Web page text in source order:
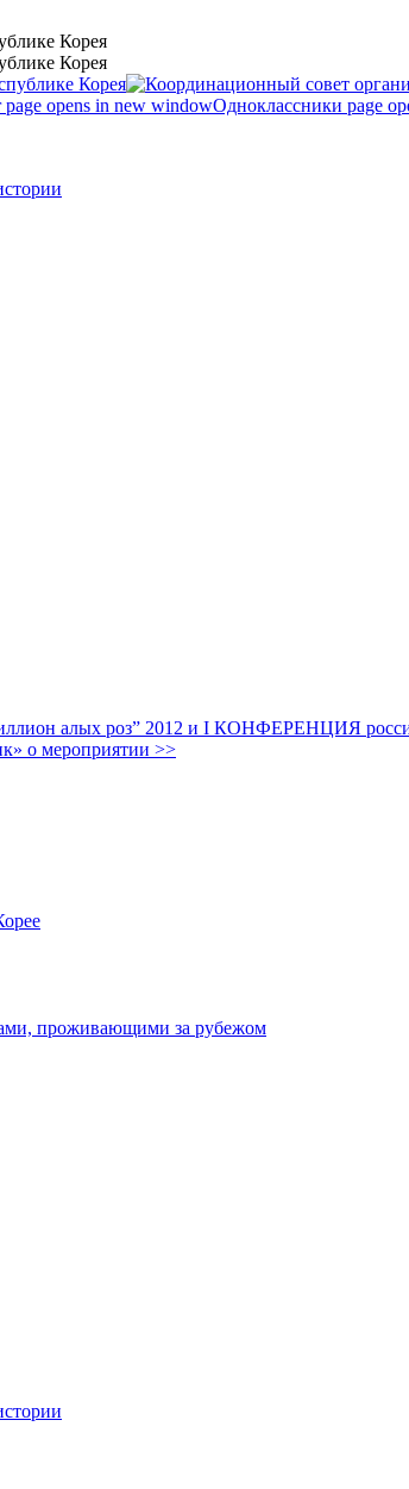
Корея
Корея
page opens in new windowОдноклассники page
алых роз” 2012 и I КОНФЕРЕНЦИЯ
о мероприятии >>
проживающими за рубежом